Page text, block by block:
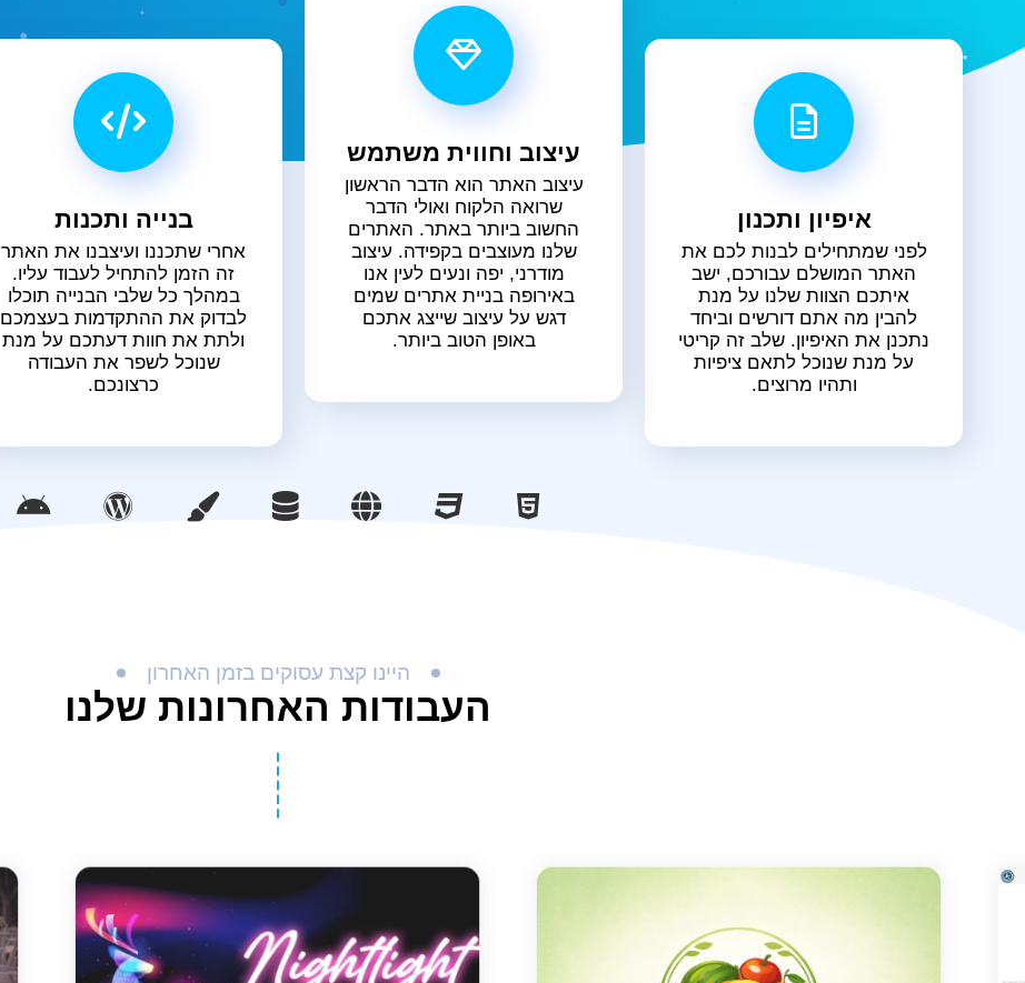
איפיון ותכנון
לפני שמתחילים לבנות לכם את
האתר המושלם עבורכם, ישב
איתכם הצוות שלנו על מנת
להבין מה אתם דורשים וביחד
נתכנן את האיפיון. שלב זה קריטי
על מנת שנוכל לתאם ציפיות
ותהיו מרוצים.
עיצוב וחווית משתמש
עיצוב האתר הוא הדבר הראשון
שרואה הלקוח ואולי הדבר
החשוב ביותר באתר. האתרים
שלנו מעוצבים בקפידה. עיצוב
מודרני, יפה ונעים לעין אנו
באירופה בניית אתרים שמים
דגש על עיצוב שייצג אתכם
באופן הטוב ביותר.
בנייה ותכנות
אחרי שתכננו ועיצבנו את האתר
זה הזמן להתחיל לעבוד עליו.
במהלך כל שלבי הבנייה תוכלו
לבדוק את ההתקדמות בעצמכם
ולתת את חוות דעתכם על מנת
שנוכל לשפר את העבודה
כרצונכם.
היינו קצת עסוקים בזמן האחרון
העבודות האחרונות שלנו